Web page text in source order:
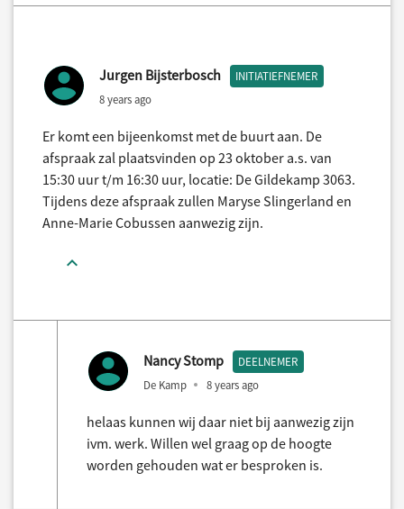
Jurgen Bijsterbosch INITIATIEFNEMER
8 years ago
Er komt een bijeenkomst met de buurt aan. De
afspraak zal plaatsvinden op 23 oktober a.s. van
15:30 uur t/m 16:30 uur, locatie: De Gildekamp 3063.
Tijdens deze afspraak zullen Maryse Slingerland en
Anne-Marie Cobussen aanwezig zijn.
Nancy Stomp DEELNEMER
De Kamp 8 years ago
helaas kunnen wij daar niet bij aanwezig zijn
ivm. werk. Willen wel graag op de hoogte
worden gehouden wat er besproken is.